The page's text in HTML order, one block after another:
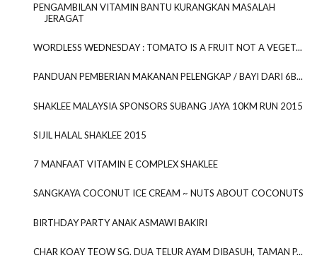
PENGAMBILAN VITAMIN BANTU KURANGKAN MASALAH
JERAGAT
WORDLESS WEDNESDAY : TOMATO IS A FRUIT NOT A VEGET...
PANDUAN PEMBERIAN MAKANAN PELENGKAP / BAYI DARI 6B...
SHAKLEE MALAYSIA SPONSORS SUBANG JAYA 10KM RUN 2015
SIJIL HALAL SHAKLEE 2015
7 MANFAAT VITAMIN E COMPLEX SHAKLEE
SANGKAYA COCONUT ICE CREAM ~ NUTS ABOUT COCONUTS
BIRTHDAY PARTY ANAK ASMAWI BAKIRI
CHAR KOAY TEOW SG. DUA TELUR AYAM DIBASUH, TAMAN P...